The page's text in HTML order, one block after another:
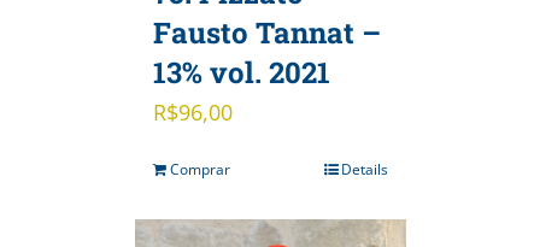
Fausto Tannat –
13% vol. 2021
R$96,00
Comprar Details